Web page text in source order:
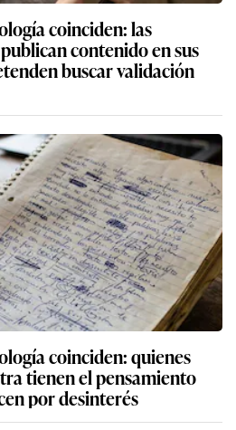
coinciden: las
contenido en sus
buscar validación
coinciden: quienes
tienen el pensamiento
por desinterés